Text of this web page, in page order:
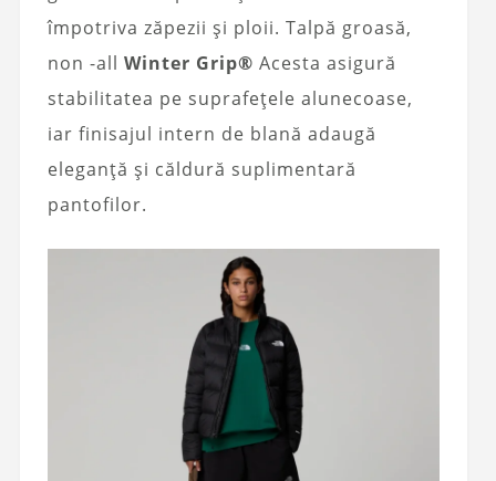
împotriva zăpezii și ploii. Talpă groasă,
non -all Winter Grip® Acesta asigură
stabilitatea pe suprafețele alunecoase,
iar finisajul intern de blană adaugă
eleganță și căldură suplimentară
pantofilor.